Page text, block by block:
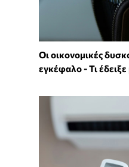
Οι οικονομικές
εγκέφαλο - Τι